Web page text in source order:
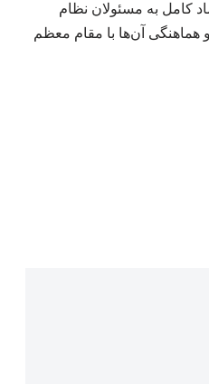
کامل به مسئولان نظام
آن‌ها با مقام معظم